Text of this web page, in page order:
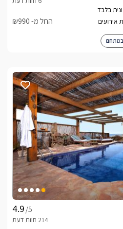
החל מ- ₪990
במתחם
/5